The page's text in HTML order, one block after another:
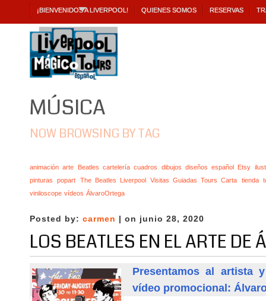
¡BIENVENIDOS A LIVERPOOL! QUIENES SOMOS RESERVAS
MÚSICA
NOW BROWSING BY TAG
animación arte Beatles cartelería cuadros dibujos diseños español Etsy
pinturas
popart The Beatles Liverpool Visitas Guiadas Tours Carta tienda
viniloscope vídeos ÁlvaroOrtega
Posted by: carmen | on junio 28, 2020
LOS BEATLES EN EL ARTE DE
Presentamos al artista
vídeo promocional: